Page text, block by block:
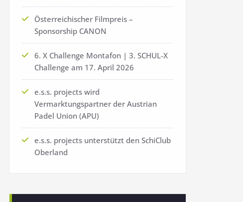
Österreichischer Filmpreis –
Sponsorship CANON
6. X Challenge Montafon | 3. SCHUL-X
Challenge am 17. April 2026
e.s.s. projects wird
Vermarktungspartner der Austrian
Padel Union (APU)
e.s.s. projects unterstützt den SchiClub
Oberland